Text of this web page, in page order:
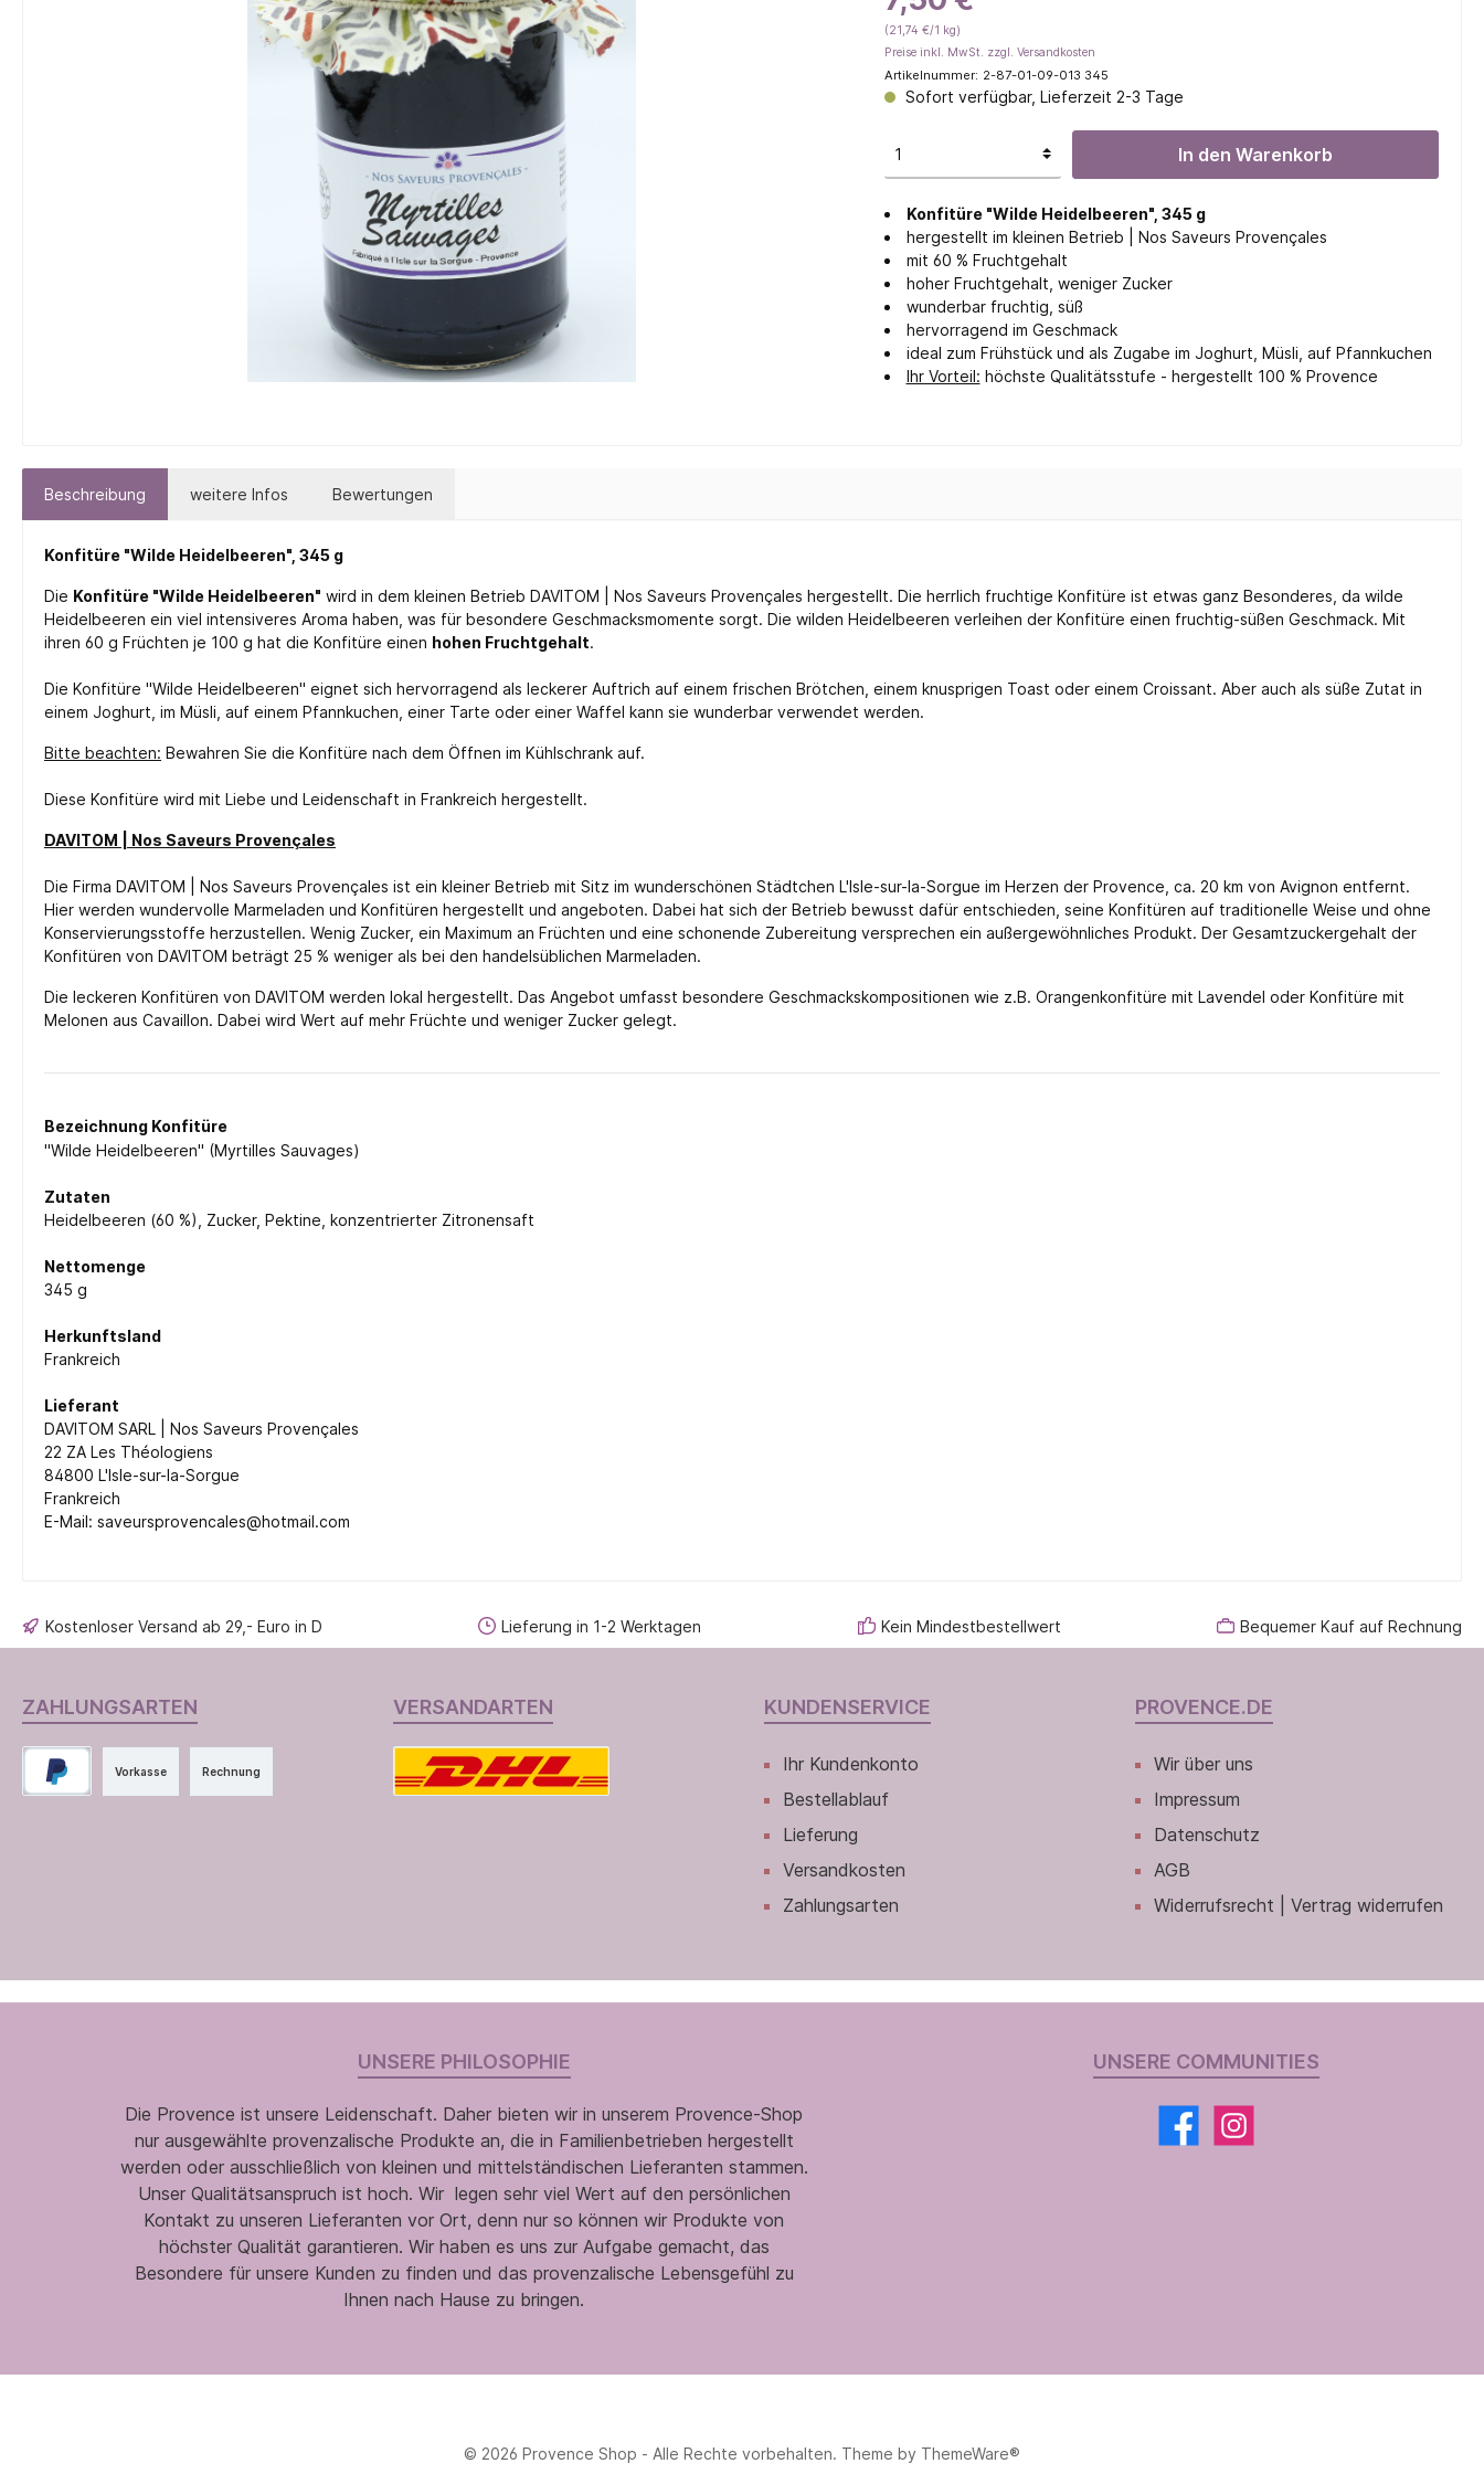
Lavendel-Kosmetik Massageöl Savon de Marseille
Flüssigseifen & Waschmittel
Traditionelle Manufakturseifen
Seifen mit Eselsmilch Seifen mit Honig
Seifen ohne Palmöl
(21,74 €/1 kg)
Preise inkl. MwSt. zzgl. Versandkosten
Artikelnummer: 2-87-01-09-013 345
Sofort verfügbar, Lieferzeit 2-3 Tage
In den Warenkorb
Konfitüre "Wilde Heidelbeeren", 345 g
hergestellt im kleinen Betrieb | Nos Saveurs Provençales
mit 60 % Fruchtgehalt
hoher Fruchtgehalt, weniger Zucker
wunderbar fruchtig, süß
hervorragend im Geschmack
ideal zum Frühstück und als Zugabe im Joghurt, Müsli, auf Pfannkuchen
Ihr Vorteil: höchste Qualitätsstufe - hergestellt 100 % Provence
Beschreibung weitere Infos Bewertungen
Konfitüre "Wilde Heidelbeeren", 345 g
Die Konfitüre "Wilde Heidelbeeren" wird in dem kleinen Betrieb DAVITOM | Nos Saveurs Provençales hergestellt. Die herrlich fruchtige Konfitüre ist etwas ganz Besonderes, da wilde
Heidelbeeren ein viel intensiveres Aroma haben, was für besondere Geschmacksmomente sorgt. Die wilden Heidelbeeren verleihen der Konfitüre einen fruchtig-süßen Geschmack. Mit
ihren 60 g Früchten je 100 g hat die Konfitüre einen hohen Fruchtgehalt.
Die Konfitüre "Wilde Heidelbeeren" eignet sich hervorragend als leckerer Auftrich auf einem frischen Brötchen, einem knusprigen Toast oder einem Croissant. Aber auch als süße Zutat in
einem Joghurt, im Müsli, auf einem Pfannkuchen, einer Tarte oder einer Waffel kann sie wunderbar verwendet werden.
Bitte beachten: Bewahren Sie die Konfitüre nach dem Öffnen im Kühlschrank auf.
Diese Konfitüre wird mit Liebe und Leidenschaft in Frankreich hergestellt.
DAVITOM | Nos Saveurs Provençales
Die Firma DAVITOM | Nos Saveurs Provençales ist ein kleiner Betrieb mit Sitz im wunderschönen Städtchen L'Isle-sur-la-Sorgue im Herzen der Provence, ca. 20 km von Avignon entfernt.
Hier werden wundervolle Marmeladen und Konfitüren hergestellt und angeboten. Dabei hat sich der Betrieb bewusst dafür entschieden, seine Konfitüren auf traditionelle Weise und ohne
Konservierungsstoffe herzustellen. Wenig Zucker, ein Maximum an Früchten und eine schonende Zubereitung versprechen ein außergewöhnliches Produkt. Der Gesamtzuckergehalt der
Konfitüren von DAVITOM beträgt 25 % weniger als bei den handelsüblichen Marmeladen.
Die leckeren Konfitüren von DAVITOM werden lokal hergestellt. Das Angebot umfasst besondere Geschmackskompositionen wie z.B. Orangenkonfitüre mit Lavendel oder Konfitüre mit
Melonen aus Cavaillon. Dabei wird Wert auf mehr Früchte und weniger Zucker gelegt.
Bezeichnung Konfitüre
"Wilde Heidelbeeren" (Myrtilles Sauvages)
Zutaten
Heidelbeeren (60 %), Zucker, Pektine, konzentrierter Zitronensaft
Nettomenge
345 g
Herkunftsland
Frankreich
Lieferant
DAVITOM SARL | Nos Saveurs Provençales
22 ZA Les Théologiens
84800 L'Isle-sur-la-Sorgue
Frankreich
E-Mail: saveursprovencales@hotmail.com
Kostenloser Versand ab 29,- Euro in D Lieferung in 1-2 Werktagen Kein Mindestbestellwert Bequemer Kauf auf Rechnung
KUNDENSERVICE
Ihr Kundenkonto
Bestellablauf
Lieferung
Versandkosten
Zahlungsarten
PROVENCE.DE
Wir über uns
Impressum
Datenschutz
AGB
Widerrufsrecht | Vertrag widerrufen
ZAHLUNGSARTEN
Vorkasse Rechnung
VERSANDARTEN
UNSERE PHILOSOPHIE
Die Provence ist unsere Leidenschaft. Daher bieten wir in unserem Provence-Shop
nur ausgewählte provenzalische Produkte an, die in Familienbetrieben hergestellt
werden oder ausschließlich von kleinen und mittelständischen Lieferanten stammen.
Unser Qualitätsanspruch ist hoch. Wir legen sehr viel Wert auf den persönlichen
Kontakt zu unseren Lieferanten vor Ort, denn nur so können wir Produkte von
höchster Qualität garantieren. Wir haben es uns zur Aufgabe gemacht, das
Besondere für unsere Kunden zu finden und das provenzalische Lebensgefühl zu
Ihnen nach Hause zu bringen.
UNSERE COMMUNITIES
© 2026 Provence Shop - Alle Rechte vorbehalten. Theme by ThemeWare®